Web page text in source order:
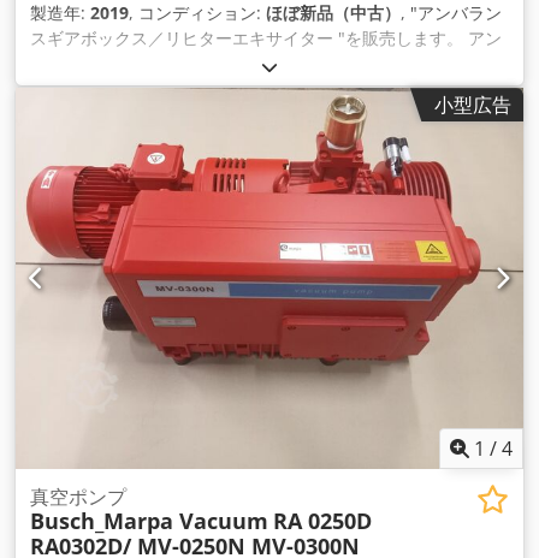
製造年: 2019, コンディション: ほぼ新品（中古） , "アンバラン
スギアボックス／リヒターエキサイター "を販売します。 アン
バランスギアボックス60台以上在庫あり！ 未使用品、中古品、
オーバーホール品！ メーカー：Schenck、Jöst、Krupp、
Siebtechnik、など。 シェンク - シェンク D 00 - シェンクDF 2
- シェンクD 3 - シェンクDF 3 - シェンク DF 300 S - シェンク
DF 401 S - シェンクDF 5 - シェンク DF 5L - シェンクDF 5S - シ
ェンクDF 5V - シェンク DF 501S - シェンク DF 501V - シェン
クDF 7 スクリーニング技術 - スクリーニング技術 GR 2 - スク
リーニング技術 GR 3 - ふるい分け技術 GR 30 - ふるい分け技術
GR 32 Dcodpfx Adsglvvijyjk - 上映会 GR 31 - スクリーニング
GR 40 - スクリーニング GR 41 クルップ - クルップ DU 1 - ク
ルップDU 2 - クルップDU200 - クルップDU3 ヨースト／モー
ゲンセン - ヨースト JR 200 - ヨーストJR 206 - ヨーストJR208 -
ヨーストJR400 - ヨーストJR 408 - ヨースト JU 6 - ヨースト JU
600 - ヨーストJR600 - ヨーストJR 608 - ヨースト JU 800 ホナ
50 フリードリッヒ／キュロス - フリードリッヒ UE 20 S - フリ
ードリッヒ UE 45 UHDE - UHDE P 1500
小型広告
1 /4
真空ポンプ
Busch_Marpa Vacuum RA 0250D
RA0302D/ MV-0250N MV-0300N